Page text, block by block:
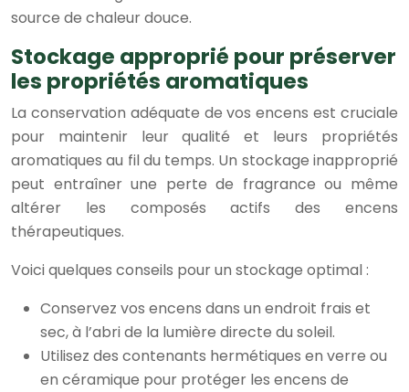
source de chaleur douce.
Stockage approprié pour préserver
les propriétés aromatiques
La conservation adéquate de vos encens est cruciale
pour maintenir leur qualité et leurs propriétés
aromatiques au fil du temps. Un stockage inapproprié
peut entraîner une perte de fragrance ou même
altérer les composés actifs des encens
thérapeutiques.
Voici quelques conseils pour un stockage optimal :
Conservez vos encens dans un endroit frais et
sec, à l’abri de la lumière directe du soleil.
Utilisez des contenants hermétiques en verre ou
en céramique pour protéger les encens de